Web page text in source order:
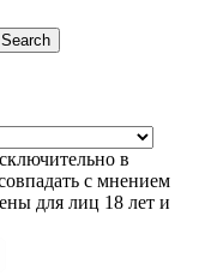
Search
в
с мнением
для лиц 18 лет и